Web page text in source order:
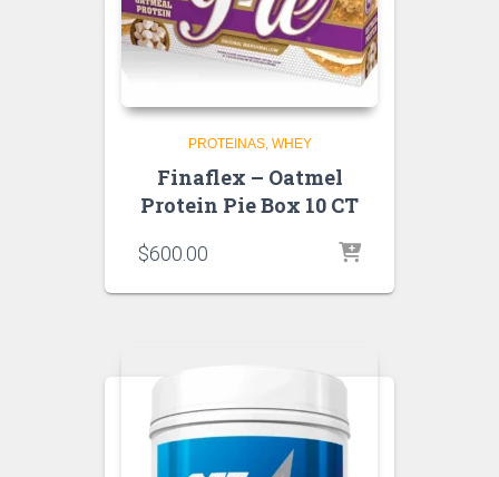
PROTEINAS WHEY
Finaflex – Oatmel
Protein Pie Box 10 CT
$600.00